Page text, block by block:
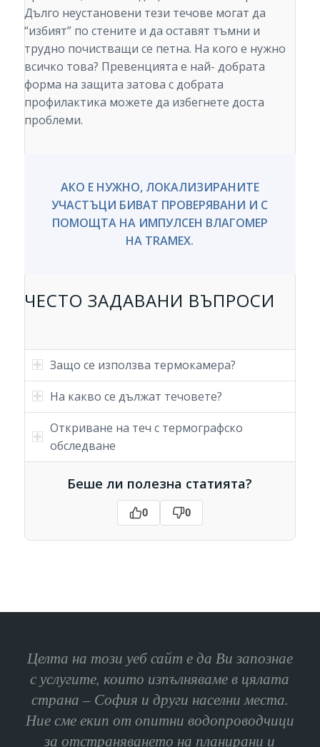
Дълго неустановени тези течове могат да
“избият” по стените и да оставят тъмни и
трудно почистващи се петна. На кого е нужно
всичко това? Превенцията е най- добрата
форма на защита затова с добрата
профилактика можете да избегнете доста
проблеми.
АКО Е НУЖНО, ЛОКАЛИЗИРАНИТЕ
УЧАСТЪЦИ БИВАТ ПРОВЕРЯВАНИ И С
ПОМОЩТА НА ИМПУЛСЕН ВЛАГОМЕР
НА TRAMEX.
ЧЕСТО ЗАДАВАНИ ВЪПРОСИ
Защо се използва термокамера?
На какво се дължат течовете?
Откриване на теч с термографско
обследване
Беше ли полезна статията?
0 0
Целта на този уеб сайт е да Ви запознае
с услугите, които изпълняваме в цялата
страна – София и други населни места.
Ние сме екип от опитни водопроводчици
за отстраняването на планирани и